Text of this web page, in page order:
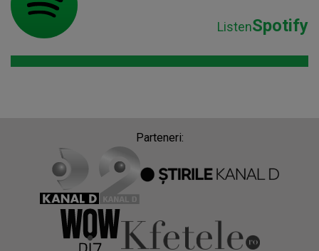
ListenSpotify
Parteneri: